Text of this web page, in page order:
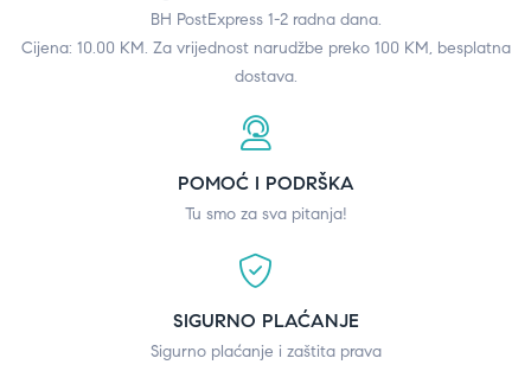
BH PostExpress 1-2 radna dana.
Cijena: 10.00 KM. Za vrijednost narudžbe preko 100 KM, besplatna
dostava.
POMOĆ I PODRŠKA
Tu smo za sva pitanja!
SIGURNO PLAĆANJE
Sigurno plaćanje i zaštita prava